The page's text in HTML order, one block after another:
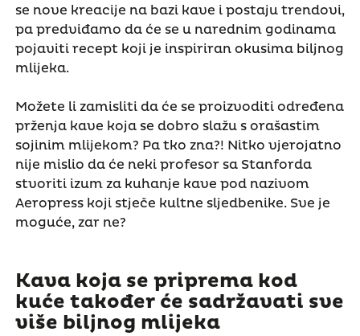
se nove kreacije na bazi kave i postaju trendovi,
pa predviđamo da će se u narednim godinama
pojaviti recept koji je inspiriran okusima biljnog
mlijeka.
Možete li zamisliti da će se proizvoditi određena
prženja kave koja se dobro slažu s orašastim
sojinim mlijekom? Pa tko zna?! Nitko vjerojatno
nije mislio da će neki profesor sa Stanforda
stvoriti izum za kuhanje kave pod nazivom
Aeropress koji stječe kultne sljedbenike. Sve je
moguće, zar ne?
Kava koja se priprema kod
kuće također će sadržavati sve
više biljnog mlijeka